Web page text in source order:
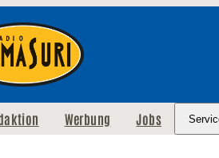
Werbung Jobs